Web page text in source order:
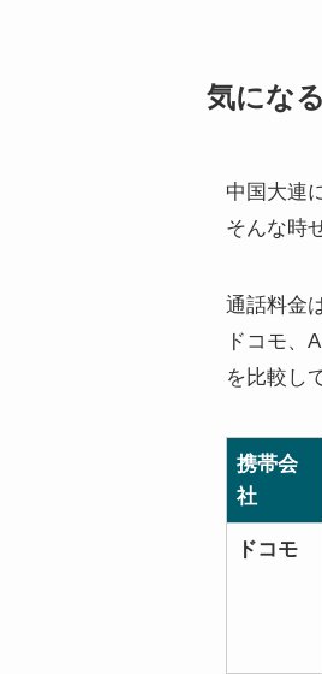
気にな
中国大連
そんな時
通話料金
ドコモ、
を比較し
携帯会
社
ドコモ